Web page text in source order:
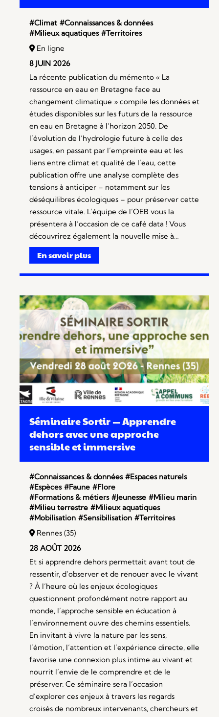
#Climat #Connaissances & données
#Milieux aquatiques #Territoires
En ligne
8 JUIN 2026
La récente publication du mémento « La
ressource en eau en Bretagne face au
changement climatique » compile les données et
études disponibles sur les futurs de la ressource
en eau en Bretagne à l’horizon 2050. De
l’évolution de l’hydrologie future à celle des
usages, en passant par l’empreinte eau et les
liens entre climat et qualité de l’eau, cette
publication offre une analyse complète des
tensions à anticiper – notamment sur les
déséquilibres écologiques – pour préserver cette
ressource vitale. L’équipe de l’OEB vous la
présentera à l’occasion de ce café data ! Vous
découvrirez également la nouvelle mise à…
En savoir plus
Séminaire Sortir — Apprendre
dehors avec une approche
sensible et immersive
#Connaissances & données #Espaces naturels
#Espèces #Faune #Flore
#Formations & métiers #Jeunesse #Milieu marin
#Milieu terrestre #Milieux aquatiques
#Mobilisation #Sensibilisation #Territoires
Rennes (35)
28 AOÛT 2026
Et si apprendre dehors permettait avant tout de
ressentir, d’observer et de renouer avec le vivant
? À l’heure où les enjeux écologiques
questionnent profondément notre rapport au
monde, l’approche sensible en éducation à
l’environnement ouvre des chemins essentiels.
En invitant à vivre la nature par les sens,
l’émotion, l’attention et l’expérience directe, elle
favorise une connexion plus intime au vivant et
nourrit l’envie de le comprendre et de le
préserver. Ce séminaire sera l’occasion
d’explorer ces enjeux à travers les regards
croisés de nombreux intervenants, chercheurs et